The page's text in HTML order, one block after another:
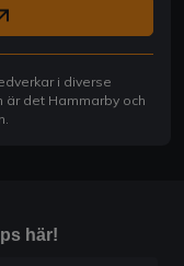
i diverse
det Hammarby och
här!